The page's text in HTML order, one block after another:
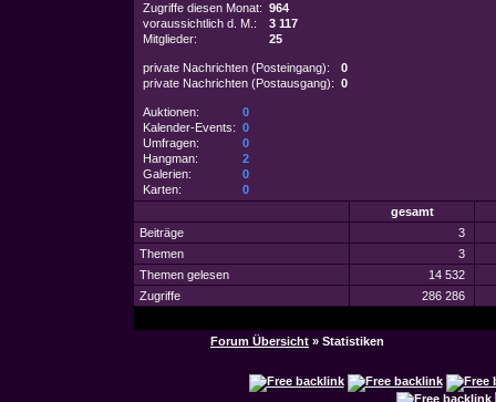
Zugriffe diesen Monat: 964
voraussichtlich d. M.:
3 117
Mitglieder:
25
private Nachrichten (Posteingang):
0
private Nachrichten (Postausgang): 0
Auktionen:
0
Kalender-Events: 0
Umfragen:
0
Hangman:
2
Galerien:
0
Karten:
0
gesamt
Beiträge
3
Themen
3
Themen gelesen
14 532
Zugriffe
286 286
Forum Übersicht » Statistiken